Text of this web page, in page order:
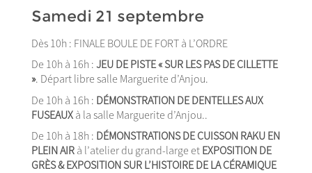
Samedi 21 septembre
Dès 10h : FINALE BOULE DE FORT à L’ORDRE
De 10h à 16h : JEU DE PISTE « SUR LES PAS DE CILLETTE
». Départ libre salle Marguerite d’Anjou.
De 10h à 16h : DÉMONSTRATION DE DENTELLES AUX
FUSEAUXà la salle Marguerite d’Anjou..
De 10h à 18h : DÉMONSTRATIONS DE CUISSON RAKU EN
PLEIN AIRà l’atelier du grand-large etEXPOSITION DE
GRÈS & EXPOSITION SUR L’HISTOIRE DE LA CÉRAMIQUE